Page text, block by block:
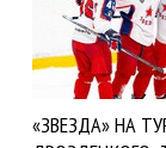
«ЗВЕЗДА» НА